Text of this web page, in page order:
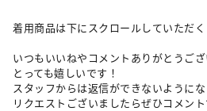
着用商品は下にスクロールしていただく
いつもいいねやコメントありがとうござ
とっても嬉しいです！
スタッフからは返信ができないように
リクエストございましたらぜひコメント